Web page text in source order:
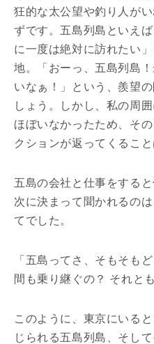
狂的な太公望や釣り人が
ずです。五島列島といえ
に一度は絶対に訪れたい
地。「おーっ、五島列島
いなぁ！」という、羨望
しょう。しかし、私の周
ほぼいなかったため、そ
クションが返ってくるこ
五島の会社と仕事をする
次に決まって聞かれるの
てでした。
「五島ってさ、そもそも
間も乗り継ぐの？ それと
このように、東京にいる
じられる五島列島、そし